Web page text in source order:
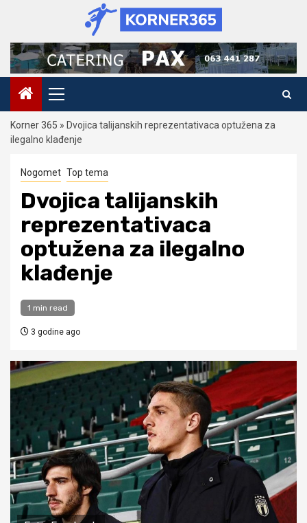
content
Primary
Menu
Korner 365 » Dvojica talijanskih reprezentativaca optužena za
ilegalno klađenje
Nogomet Top tema
Dvojica talijanskih
reprezentativaca
optužena za ilegalno
klađenje
1 min read
3 godine ago